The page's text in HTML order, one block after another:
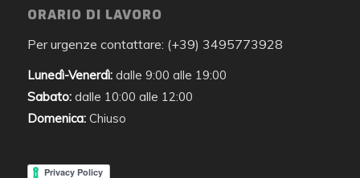
ORARIO DI LAVORO
Per urgenze contattare: (+39) 3495773928
Lunedì-Venerdì: dalle 9:00 alle 19:00
Sabato: dalle 10:00 alle 12:00
Domenica: Chiuso